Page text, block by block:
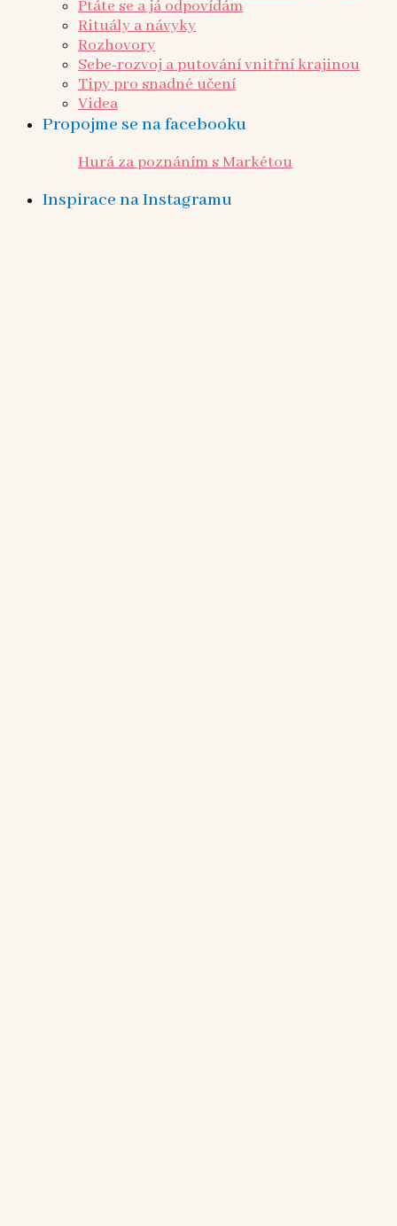
Ptáte se a já odpovídám
Rituály a návyky
Rozhovory
Sebe-rozvoj a putování vnitřní krajinou
Tipy pro snadné učení
Videa
Propojme se na facebooku
Hurá za poznáním s Markétou
Inspirace na Instagramu